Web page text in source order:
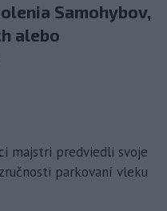
Samohybov,
alebo
majstri predviedli svoje
parkovaní vleku